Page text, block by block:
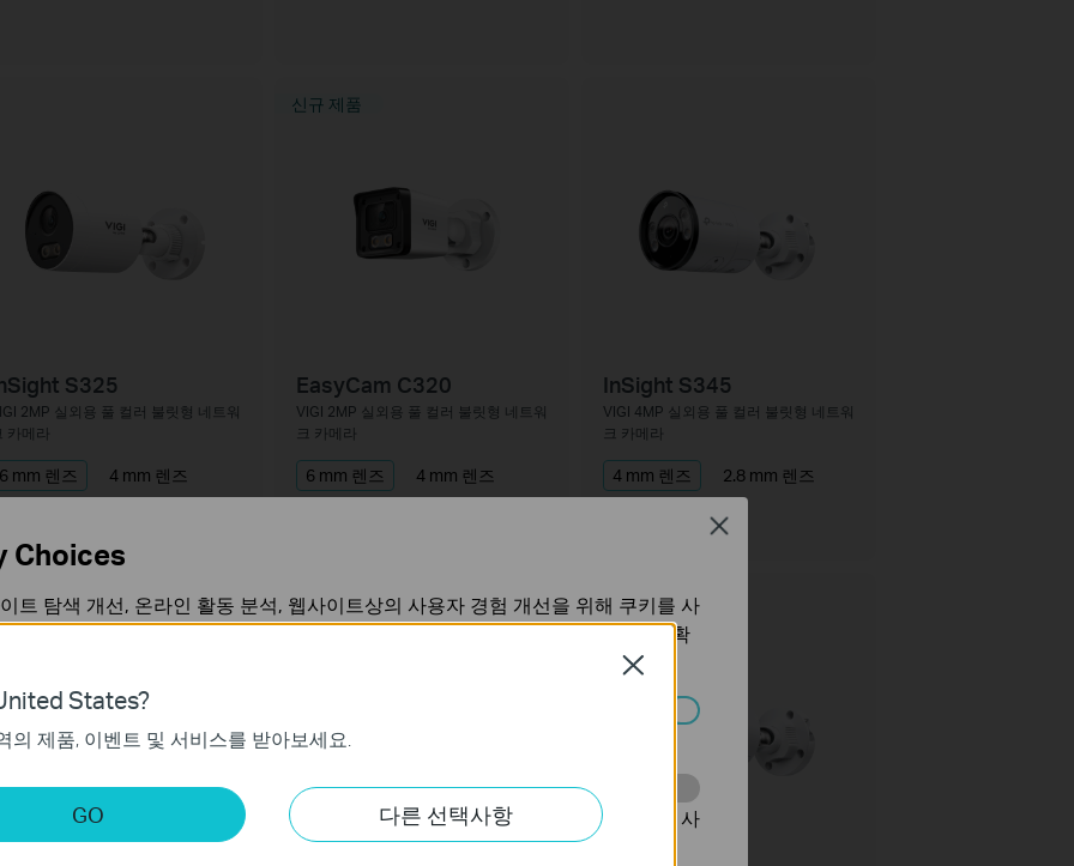
S325
2MP 실외용 풀 컬러 불릿형 네트워
카메라
6 mm 렌즈 4 mm 렌즈
신규 제품
EasyCam C320
VIGI 2MP 실외용 풀 컬러 불릿형 네트워
크 카메라
6 mm 렌즈 4 mm 렌즈
InSight S345
VIGI 4MP 실외용 풀 컬러 불릿형 네트워
크 카메라
4 mm 렌즈 2.8 mm 렌즈
제품 신규 제품
States?
의 제품, 이벤트 및 서비스를 받아보세요.
GO 다른 선택사항
Close
Choices
트 탐색 개선, 온라인 활동 분석, 웹사이트상의 사용자 경험 개선을 위해 쿠키를 사
든지 쿠키 사용을 거부할 수 있습니다. 자세한 내용은개인정보 처리방침에서 확
작동하는 데 필요하며 사용자의 시스템에서 비활성화할 수 없습니다.
의 기능을 개선하고 조정하기 위해 웹사이트에서의 사용자 활동을 분석하는 데 사
Close